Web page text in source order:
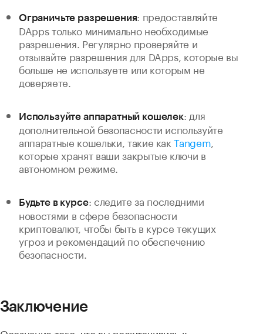
Ограничьте разрешения: предоставляйте
DApps только минимально необходимые
разрешения. Регулярно проверяйте и
отзывайте разрешения для DApps, которые вы
больше не используете или которым не
доверяете.
Используйте аппаратный кошелек: для
дополнительной безопасности используйте
аппаратные кошельки, такие какTangem
которые хранят ваши закрытые ключи в
автономном режиме.
Будьте в курсе: следите за последними
новостями в сфере безопасности
криптовалют, чтобы быть в курсе текущих
угроз и рекомендаций по обеспечению
безопасности.
Заключение